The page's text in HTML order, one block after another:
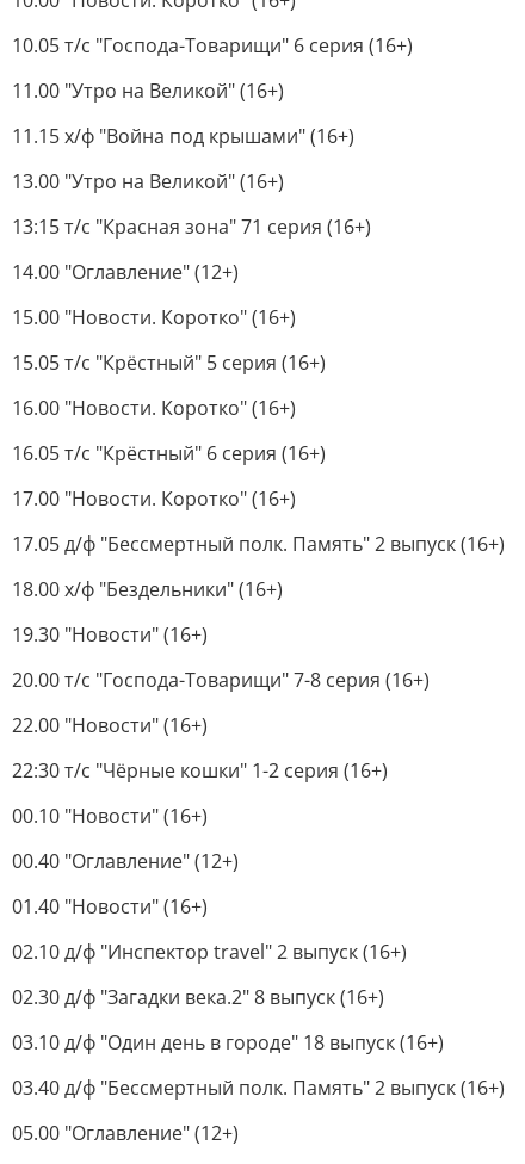
10.05 т/с "Господа-Товарищи" 6 серия (16+)
11.00 "Утро на Великой" (16+)
11.15 х/ф "Война под крышами" (16+)
13.00 "Утро на Великой" (16+)
13:15 т/с "Красная зона" 71 серия (16+)
14.00 "Оглавление" (12+)
15.00 "Новости. Коротко" (16+)
15.05 т/с "Крёстный" 5 серия (16+)
16.00 "Новости. Коротко" (16+)
16.05 т/с "Крёстный" 6 серия (16+)
17.00 "Новости. Коротко" (16+)
17.05 д/ф "Бессмертный полк. Память" 2 выпуск (16+)
18.00 х/ф "Бездельники" (16+)
19.30 "Новости" (16+)
20.00 т/с "Господа-Товарищи" 7-8 серия (16+)
22.00 "Новости" (16+)
22:30 т/с "Чёрные кошки" 1-2 серия (16+)
00.10 "Новости" (16+)
00.40 "Оглавление" (12+)
01.40 "Новости" (16+)
02.10 д/ф "Инспектор travel" 2 выпуск (16+)
02.30 д/ф "Загадки века.2" 8 выпуск (16+)
03.10 д/ф "Один день в городе" 18 выпуск (16+)
03.40 д/ф "Бессмертный полк. Память" 2 выпуск (16+)
05.00 "Оглавление" (12+)